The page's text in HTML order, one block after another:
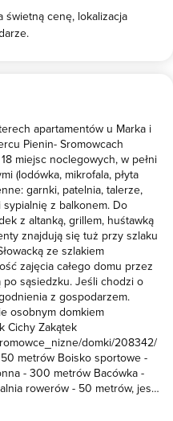
cenę, lokalizacja
apartamentów u Marka i
Pienin- Sromowcach
miejsc noclegowych, w pełni
(lodówka, mikrofala, płyta
garnki, patelnia, talerze,
sypialnię z balkonem. Do
z altanką, grillem, huśtawką
znajdują się tuż przy szlaku
ze szlakiem
zajęcia całego domu przez
sąsiedzku. Jeśli chodzi o
z gospodarzem.
osobnym domkiem
Cichy Zakątek
domki/208342/
metrów Boisko sportowe -
- 300 metrów Bacówka -
rowerów - 50 metrów, jest